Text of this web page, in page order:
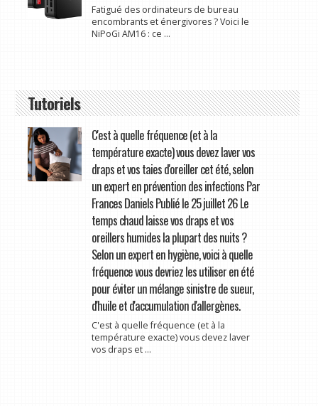
Fatigué des ordinateurs de bureau
encombrants et énergivores ? Voici le
NiPoGi AM16 : ce ...
Tutoriels
C'est à quelle fréquence (et à la
température exacte) vous devez laver vos
draps et vos taies d'oreiller cet été, selon
un expert en prévention des infections Par
Frances Daniels Publié le 25 juillet 26 Le
temps chaud laisse vos draps et vos
oreillers humides la plupart des nuits ?
Selon un expert en hygiène, voici à quelle
fréquence vous devriez les utiliser en été
pour éviter un mélange sinistre de sueur,
d'huile et d'accumulation d'allergènes.
C'est à quelle fréquence (et à la
température exacte) vous devez laver
vos draps et ...